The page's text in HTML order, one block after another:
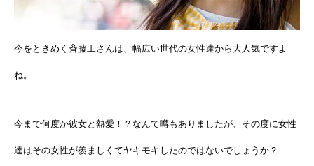
今をときめく斉藤工さんは、幅広い世代の女性達から大人気ですよ
ね。
今まで何度か彼女と熱愛！？なんて噂もありましたが、その度に女性
達はその女性が羨ましくてヤキモキしたのではないでしょうか？